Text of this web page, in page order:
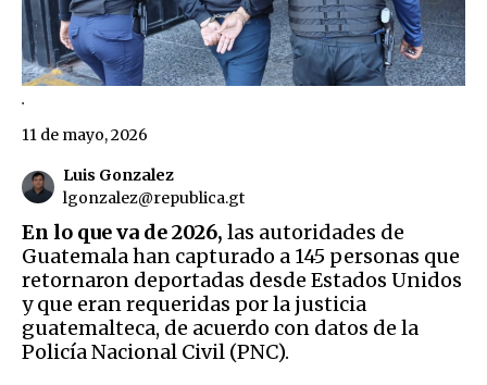
.
Luis Gonzalez
lgonzalez@republica.gt
11 de mayo, 2026
En lo que va de 2026, las autoridades de
Guatemala han capturado a 145 personas que
retornaron deportadas desde Estados Unidos
y que eran requeridas por la justicia
guatemalteca, de acuerdo con datos de la
Policía Nacional Civil (PNC).